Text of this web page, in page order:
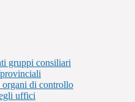
gruppi consiliari
di controllo
uffici